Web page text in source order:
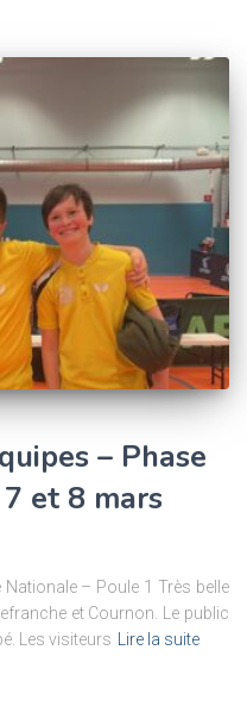
– Phase
et 8 mars
Nationale – Poule 1 Très belle
et Cournon. Le public
Les visiteurs
Lire la suite